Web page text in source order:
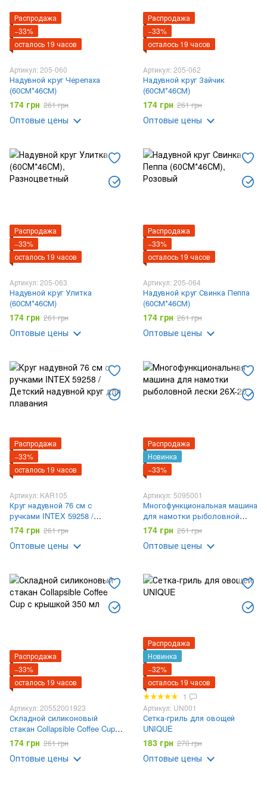
Распродажа
−33%
осталось 19 часов
Артикул: 205-060
Надувной круг Черепаха
(60СМ*46СМ)
174 грн 261 грн
Оптовые цены
Распродажа
−33%
осталось 19 часов
Артикул: 205-062
Надувной круг Зайчик
(60СМ*46СМ)
174 грн 261 грн
Оптовые цены
Распродажа
−33%
осталось 19 часов
Артикул: 205-063
Надувной круг Улитка
(60СМ*46СМ)
174 грн 261 грн
Оптовые цены
Распродажа
−33%
осталось 19 часов
Артикул: 205-064
Надувной круг Свинка Пеппа
(60СМ*46СМ)
174 грн 261 грн
Оптовые цены
Распродажа
−33%
осталось 19 часов
Артикул: KAR105
Круг надувной 76 см с
ручками INTEX 59258 /
Детский надувной круг для
плавания
174 грн 261 грн
Оптовые цены
Распродажа
Новинка
−33%
Артикул: 5095001
Многофункциональная машина
для намотки рыболовной
лески 26X-20
174 грн 261 грн
Оптовые цены
Распродажа
−33%
осталось 19 часов
Артикул: 20552001923
Складной силиконовый
стакан Collapsible Coffee Cup с
крышкой 350 мл
174 грн 261 грн
Оптовые цены
Распродажа
Новинка
−32%
осталось 19 часов
1
Артикул: UN001
Сетка-гриль для овощей
UNIQUE
183 грн 270 грн
Оптовые цены